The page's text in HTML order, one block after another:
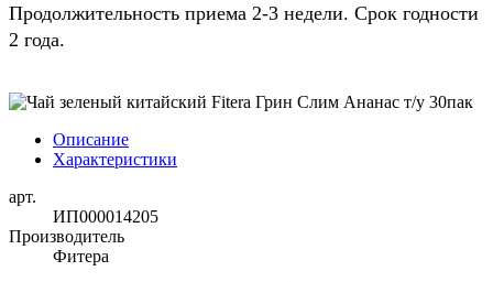
Продолжительность приема 2-3 недели. Срок годности
2 года.
Описание
Характеристики
арт.
ИП000014205
Производитель
Фитера